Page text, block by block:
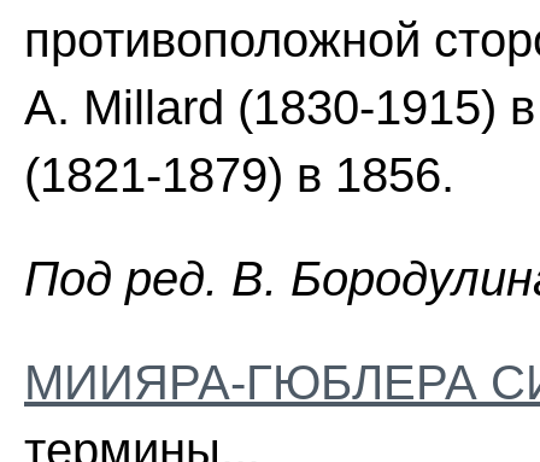
противоположной
A. Millard (1830-1915)
(1821-1879) в 1856.
Пoд peд. B.
МИИЯРА-ГЮБЛЕРА
термины...